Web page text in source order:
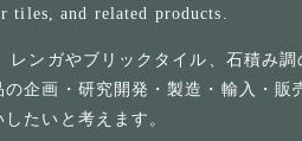
tiles, and related products.
ンガやブリックタイル、石積み
企画・研究開発・製造・輸入・販
たいと考えます。